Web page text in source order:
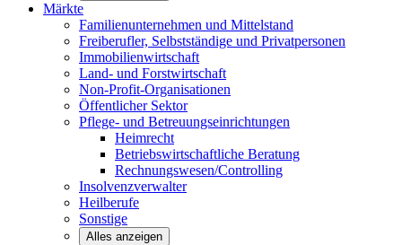
Märkte
Familienunternehmen und Mittelstand
Freiberufler, Selbstständige und Privatpersonen
Immobilienwirtschaft
Land- und Forstwirtschaft
Non-Profit-Organisationen
Öffentlicher Sektor
Pflege- und Betreuungseinrichtungen
Heimrecht
Betriebswirtschaftliche Beratung
Rechnungswesen/Controlling
Insolvenzverwalter
Heilberufe
Sonstige
Alles anzeigen